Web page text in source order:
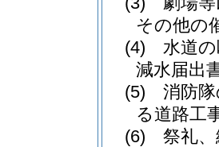
その他の
(4)
水道
減水届出
(5)
消防
る道路工
(6)
祭礼